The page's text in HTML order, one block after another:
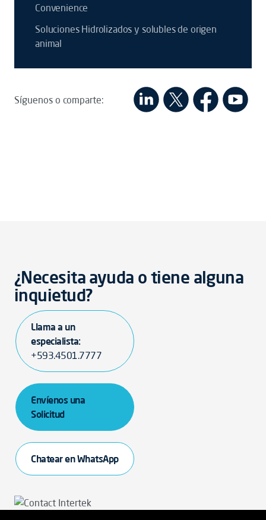
Convenience
Soluciones Hidrolizados y solubles de origen
animal
Síguenos o comparte:
¿Necesita ayuda o tiene alguna
inquietud?
Llama a un
especialista:
+593.4501.7777
Envíenos una
Solicitud
Chatear en WhatsApp